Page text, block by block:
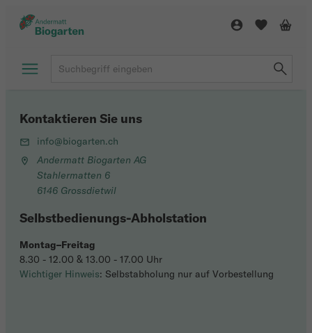
Kontaktieren Sie uns
info@biogarten.ch
Andermatt Biogarten AG
Stahlermatten 6
6146 Grossdietwil
Selbstbedienungs-Abholstation
Montag–Freitag
8.30 - 12.00 & 13.00 - 17.00 Uhr
Wichtiger Hinweis: Selbstabholung nur auf Vorbestellung